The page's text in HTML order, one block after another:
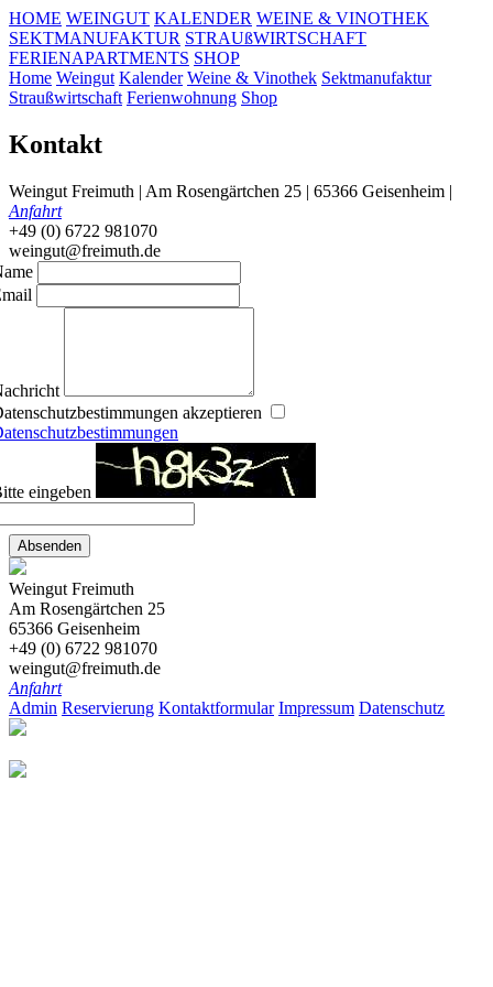
HOME WEINGUT KALENDER WEINE & VINOTHEK
SEKTMANUFAKTUR STRAUßWIRTSCHAFT
FERIENAPARTMENTS SHOP
Home Weingut Kalender Weine & Vinothek Sektmanufaktur
Straußwirtschaft Ferienwohnung Shop
Kontakt
Weingut Freimuth | Am Rosengärtchen 25 | 65366 Geisenheim |
Anfahrt
+49 (0) 6722 981070
weingut@freimuth.de
akzeptieren
eingeben
Absenden
Weingut Freimuth
Am Rosengärtchen 25
65366 Geisenheim
+49 (0) 6722 981070
weingut@freimuth.de
Anfahrt
Admin Reservierung Kontaktformular Impressum Datenschutz